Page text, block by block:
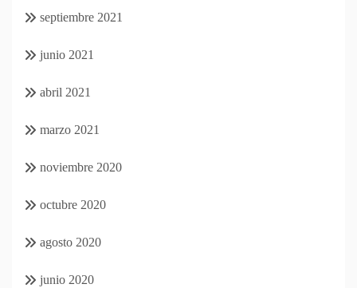
septiembre 2021
junio 2021
abril 2021
marzo 2021
noviembre 2020
octubre 2020
agosto 2020
junio 2020